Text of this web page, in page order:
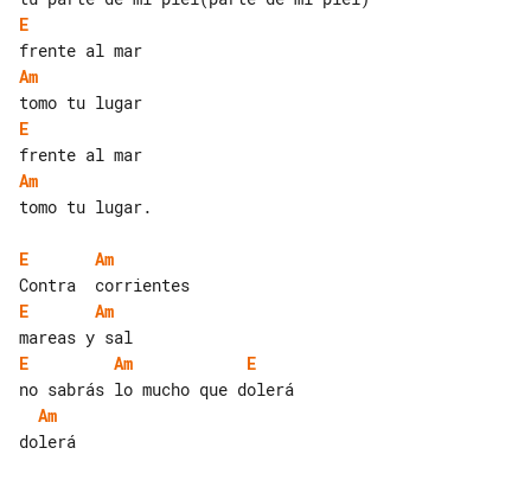
E
Am
E
Am
tomo tu lugar.
E
Am
E
Am
E
Am
E
Am
dolerá